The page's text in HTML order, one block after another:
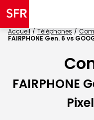
Accueil Téléphones
FAIRPHONE Gen. 6 vs
FAIRPHONE